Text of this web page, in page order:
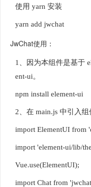
使用 yarn 安装
yarn add jwchat
JwChat使用：
1、因为本组件是基于
ent-ui。
npm install element-ui
2、在 main.js 中引入组
import ElementUI from
import 'element-ui/lib/
Vue.use(ElementUI);
import Chat from